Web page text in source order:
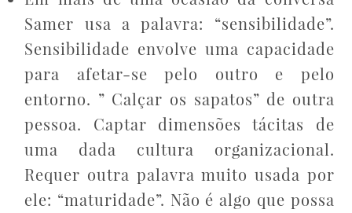
Samer usa a palavra: “sensibilidade”.
Sensibilidade envolve uma capacidade
para afetar-se pelo outro e pelo
entorno. ” Calçar os sapatos” de outra
pessoa. Captar dimensões tácitas de
uma dada cultura organizacional.
Requer outra palavra muito usada por
ele: “maturidade”. Não é algo que possa